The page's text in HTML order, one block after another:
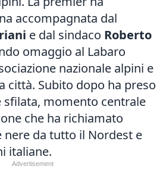
accompagnata dal
e dal sindaco Roberto
omaggio al Labaro
nazionale alpini e
città. Subito dopo ha preso
sfilata, momento centrale
che ha richiamato
nere da tutto il Nordest e
italiane.